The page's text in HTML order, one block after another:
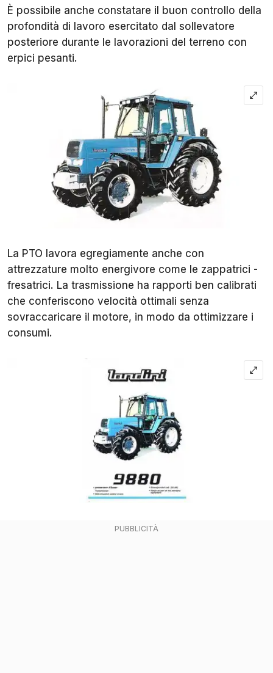
È possibile anche constatare il buon controllo della
profondità di lavoro esercitato dal sollevatore
posteriore durante le lavorazioni del terreno con
erpici pesanti.
La PTO lavora egregiamente anche con
attrezzature molto energivore come le zappatrici -
fresatrici. La trasmissione ha rapporti ben calibrati
che conferiscono velocità ottimali senza
sovraccaricare il motore, in modo da ottimizzare i
consumi.